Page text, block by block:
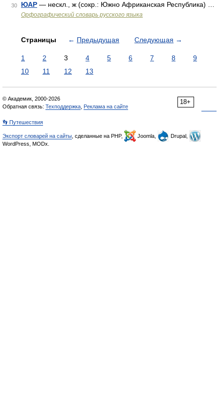
30 ЮАР — нескл., ж (сокр.: Южно Африканская Республика) …
Орфографический словарь русского языка
Страницы ← Предыдущая Следующая →
1 2 3 4 5 6 7 8
9
10
11 12 13
18+
© Академик, 2000-2026
Обратная связь: Техподдержка Реклама на сайте
👣 Путешествия
Экспорт словарей на сайты , сделанные на PHP, Joomla,
Drupal,
WordPress, MODx.